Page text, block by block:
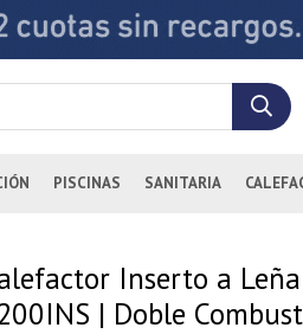
PISCINAS SANITARIA
Inserto a
| Doble